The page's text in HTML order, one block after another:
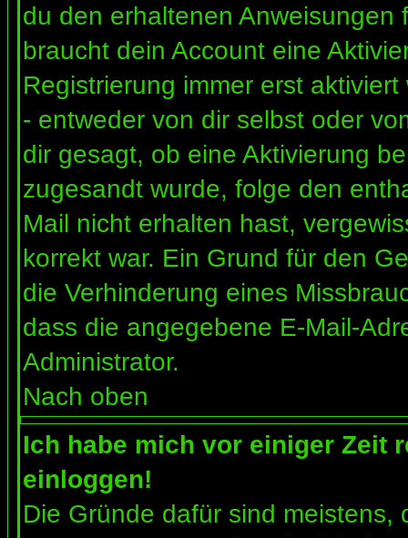
du den erhaltenen
braucht dein Account eine
Registrierung immer erst
- entweder von dir selbst oder
dir gesagt, ob eine Aktivierung
zugesandt wurde, folge den
Mail nicht erhalten hast,
korrekt war. Ein Grund für den
die Verhinderung eines
dass die angegebene E-Mail-
Administrator.
Nach oben
Ich habe mich vor einiger Zeit
einloggen!
Die Gründe dafür sind